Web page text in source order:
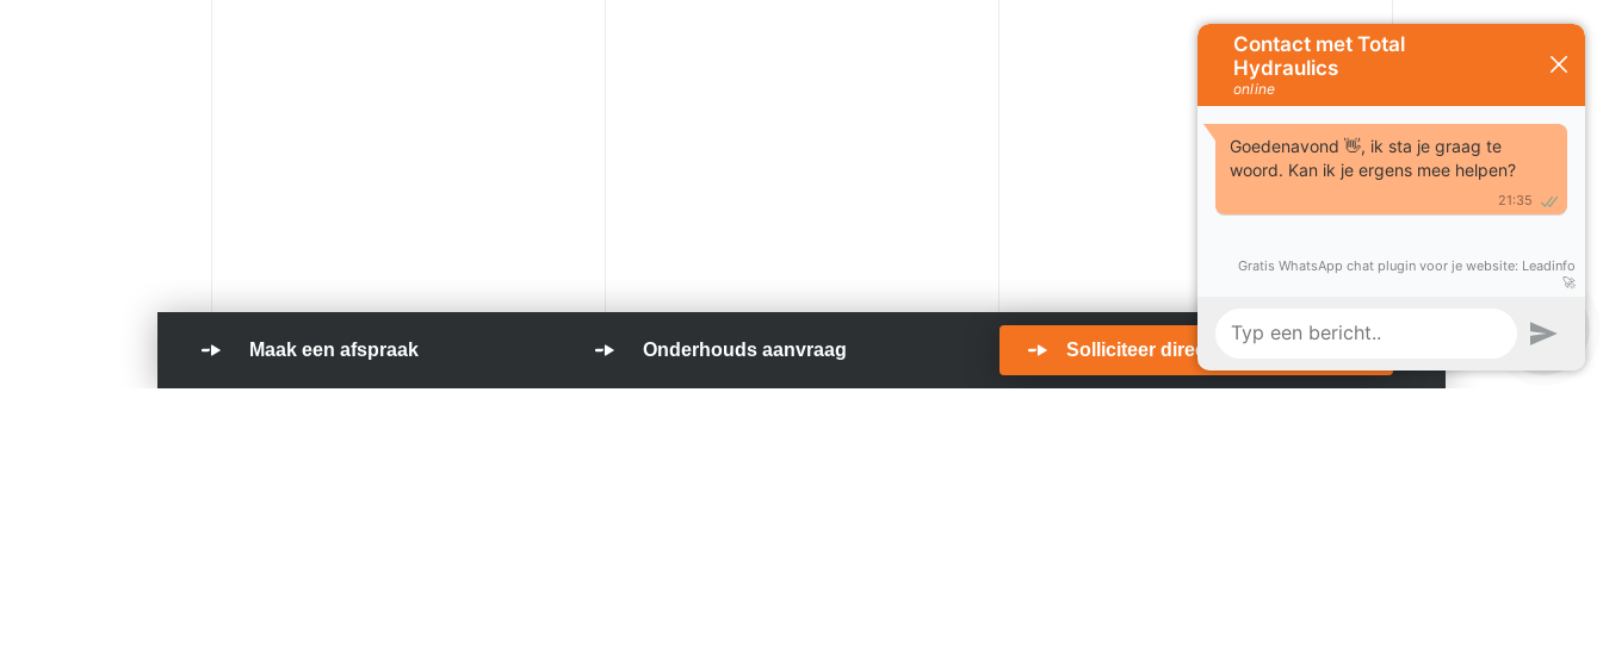
Maak een afspraak Onderhouds aanvraag Solliciteer direct!